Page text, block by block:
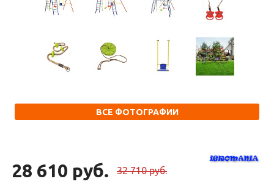
ВСЕ ФОТОГРАФИИ
28 610 руб. 32 710 руб.